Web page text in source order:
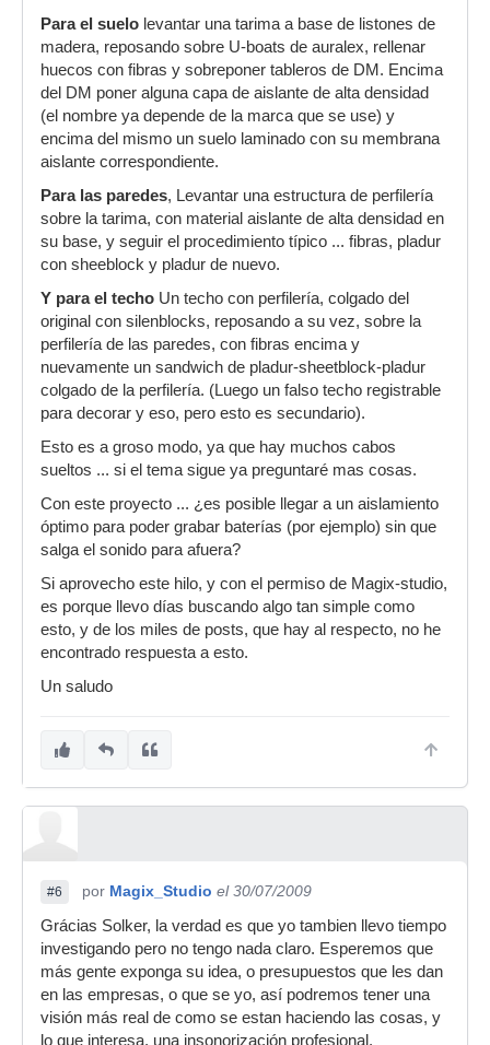
Para el suelo levantar una tarima a base de listones de
madera, reposando sobre U-boats de auralex, rellenar
huecos con fibras y sobreponer tableros de DM. Encima
del DM poner alguna capa de aislante de alta densidad
(el nombre ya depende de la marca que se use) y
encima del mismo un suelo laminado con su membrana
aislante correspondiente.
Para las paredes, Levantar una estructura de perfilería
sobre la tarima, con material aislante de alta densidad en
su base, y seguir el procedimiento típico ... fibras, pladur
con sheeblock y pladur de nuevo.
Y para el techo Un techo con perfilería, colgado del
original con silenblocks, reposando a su vez, sobre la
perfilería de las paredes, con fibras encima y
nuevamente un sandwich de pladur-sheetblock-pladur
colgado de la perfilería. (Luego un falso techo registrable
para decorar y eso, pero esto es secundario).
Esto es a groso modo, ya que hay muchos cabos
sueltos ... si el tema sigue ya preguntaré mas cosas.
Con este proyecto ... ¿es posible llegar a un aislamiento
óptimo para poder grabar baterías (por ejemplo) sin que
salga el sonido para afuera?
Si aprovecho este hilo, y con el permiso de Magix-studio,
es porque llevo días buscando algo tan simple como
esto, y de los miles de posts, que hay al respecto, no he
encontrado respuesta a esto.
Un saludo
#6 por Magix_Studio el 30/07/2009
Grácias Solker, la verdad es que yo tambien llevo tiempo
investigando pero no tengo nada claro. Esperemos que
más gente exponga su idea, o presupuestos que les dan
en las empresas, o que se yo, así podremos tener una
visión más real de como se estan haciendo las cosas, y
lo que interesa, una insonorización profesional.